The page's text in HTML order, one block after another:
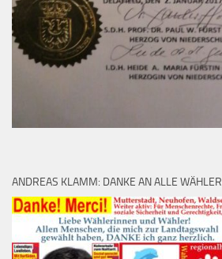
ANDREAS KLAMM: DANKE AN ALLE